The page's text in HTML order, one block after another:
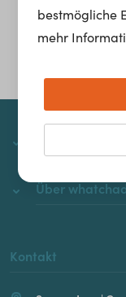
Über
Kontakt
bestmögliche
mehr